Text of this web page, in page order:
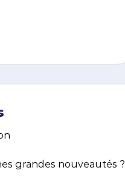
grandes nouveautés ?